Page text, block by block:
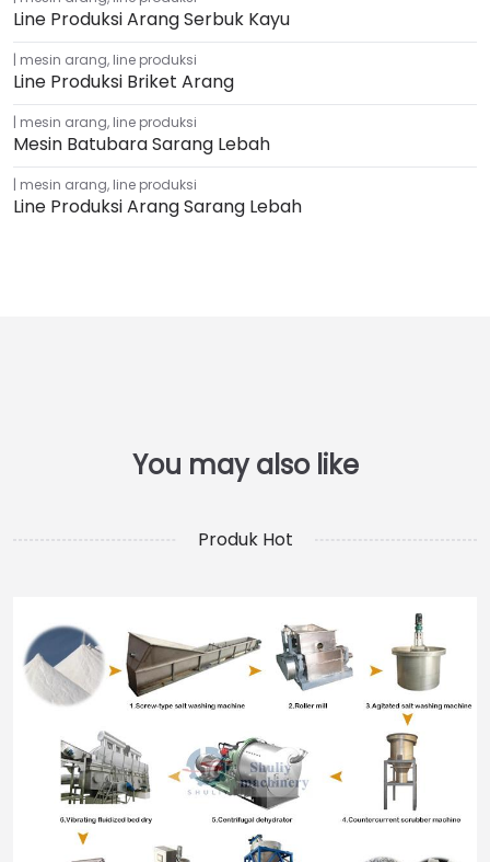
Line Produksi Arang Serbuk Kayu
mesin arang, line produksi
Line Produksi Briket Arang
mesin arang, line produksi
Mesin Batubara Sarang Lebah
mesin arang, line produksi
Line Produksi Arang Sarang Lebah
Produk Hot